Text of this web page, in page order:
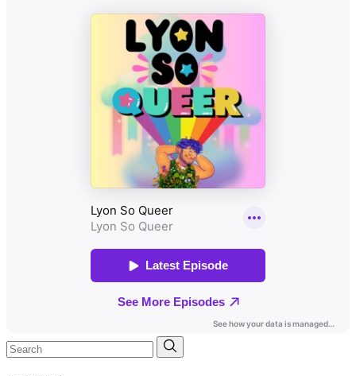
Search
for: